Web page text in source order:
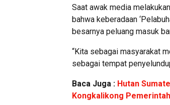
Saat awak media
bahwa keberadaan
besarnya peluang masuk
“Kita sebagai masyarakat
sebagai tempat
Baca Juga : Hutan
Kongkalikong